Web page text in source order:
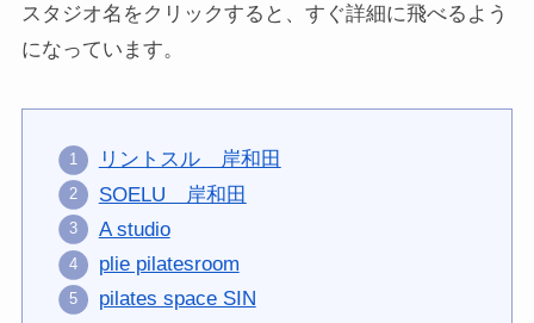
スタジオ名をクリックすると、すぐ詳細に飛べるよう
になっています。
リントスル 岸和田
SOELU 岸和田
A studio
plie pilatesroom
pilates space SIN